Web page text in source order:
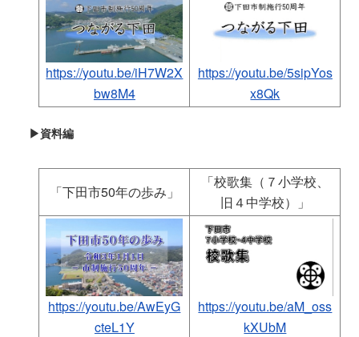
https://youtu.be/iH7W2X
bw8M4
https://youtu.be/5sipYos
x8Qk
▶資料編
「下田市50年の歩み」
「校歌集（７小学校、
旧４中学校）」
https://youtu.be/AwEyG
cteL1Y
https://youtu.be/aM_oss
kXUbM